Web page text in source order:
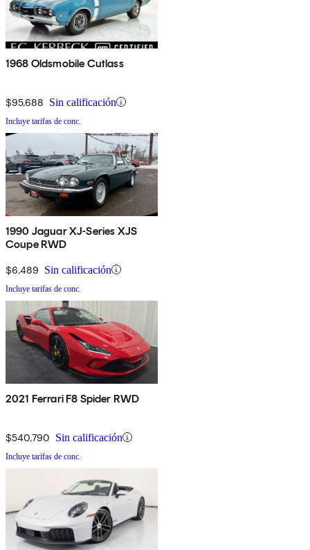
1968 Oldsmobile Cutlass
$95,688 Sin calificación
Incluye tarifas de conc.
1990 Jaguar XJ-Series XJS
Coupe RWD
$6,489 Sin calificación
Incluye tarifas de conc.
2021 Ferrari F8 Spider RWD
$540,790 Sin calificación
Incluye tarifas de conc.